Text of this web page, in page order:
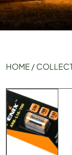
HOME /